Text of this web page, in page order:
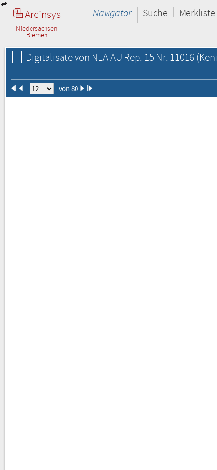
Arcinsys
Niedersachsen
Bremen
Navigator Suche Merkliste
Digitalisate von NLA AU Rep. 15 Nr. 11016
von 80